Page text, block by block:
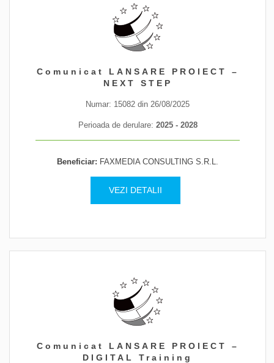
persoane
Informare / Consiliere
2.487.943,83lei
VEZI DETALII
Comunicat LANSARE PROIECT –
NEXT STEP
Numar: 15082 din 26/08/2025
Perioada de derulare: 2025 - 2028
Beneficiar: FAXMEDIA CONSULTING S.R.L.
VEZI DETALII
persoane
Informare / Consiliere
2.487.943,83 lei
Comunicat LANSARE PROIECT –
DIGITAL Training